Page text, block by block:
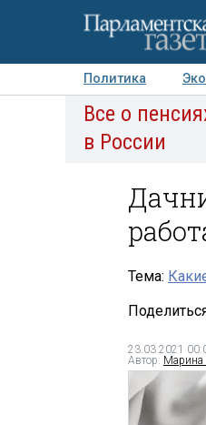
Политика
Авторы
Все о
в России
Тема:
23.03.2021
Автор: Марина